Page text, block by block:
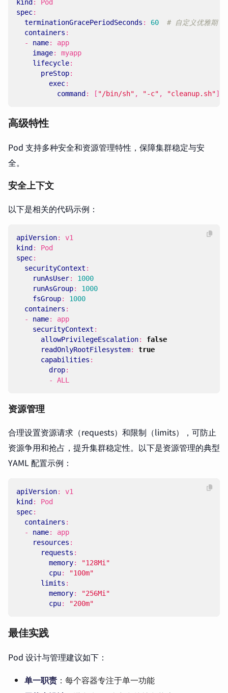
kind :
Pod
spec:
terminationGracePeriodSeconds : 60
# 自定义优雅期
containers :
- name:
app
image:
myapp
lifecycle:
preStop:
exec:
command : [ "/bin/sh" , "-c" , "cleanup.sh"]
高级特性
Pod 支持多种安全和资源管理特性，保障集群稳定与安
全。
安全上下文
以下是相关的代码示例：
apiVersion:
v1
kind :
Pod
spec:
securityContext :
runAsUser:
1000
runAsGroup:
1000
fsGroup:
1000
containers :
- name:
app
securityContext :
allowPrivilegeEscalation:
false
readOnlyRootFilesystem:
true
capabilities :
drop:
- ALL
资源管理
合理设置资源请求（requests）和限制（limits），可防止
资源争用和抢占，提升集群稳定性。以下是资源管理的典型
YAML 配置示例：
apiVersion:
v1
kind :
Pod
spec:
containers :
- name:
app
resources :
requests :
memory:
"128Mi"
cpu:
"100m"
limits :
memory:
"256Mi"
cpu: "200m"
最佳实践
Pod 设计与管理建议如下：
单一职责 ：每个容器专注于单一功能